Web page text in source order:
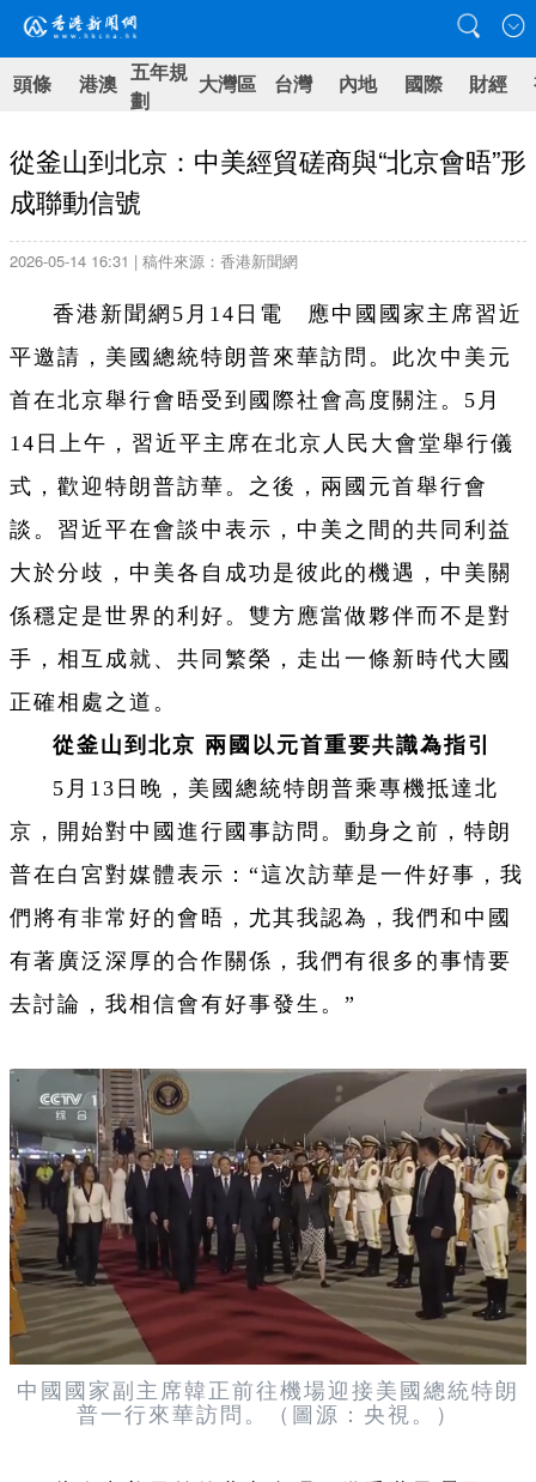
頭條 港澳 五年規
劃
大灣區 台灣 內地 國際 財經
從釜山到北京：中美經貿磋商與“北京會晤”形
成聯動信號
2026-05-14 16:31 | 稿件來源：香港新聞網
香港新聞網5月14日電 應中國國家主席習近
平邀請，美國總統特朗普來華訪問。此次中美元
首在北京舉行會晤受到國際社會高度關注。5月
14日上午，習近平主席在北京人民大會堂舉行儀
式，歡迎特朗普訪華。‌‌之後，兩國元首舉行會
談。習近平在會談中表示，中美之間的共同利益
大於分歧，中美各自成功是彼此的機遇，中美關
係穩定是世界的利好。雙方應當做夥伴而不是對
手，相互成就、共同繁榮，走出一條新時代大國
正確相處之道。
從釜山到北京 兩國以元首重要共識為指引
5月13日晚，美國總統特朗普乘專機抵達北
京，開始對中國進行國事訪問。動身之前，特朗
普在白宮對媒體表示：“這次訪華是一件好事，我
們將有非常好的會晤，尤其我認為，我們和中國
有著廣泛深厚的合作關係，我們有很多的事情要
去討論，我相信會有好事發生。”
中國國家副主席韓正前往機場迎接 美國總統特朗
普一行來華訪問 。（圖源：央視。）